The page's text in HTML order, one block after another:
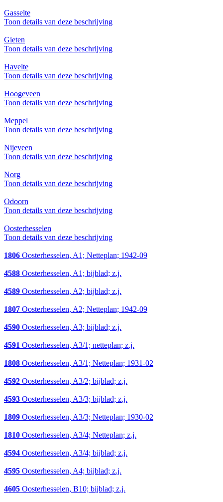
Gasselte
Toon details van deze beschrijving
Gieten
Toon details van deze beschrijving
Havelte
Toon details van deze beschrijving
Hoogeveen
Toon details van deze beschrijving
Meppel
Toon details van deze beschrijving
Nijeveen
Toon details van deze beschrijving
Norg
Toon details van deze beschrijving
Odoorn
Toon details van deze beschrijving
Oosterhesselen
Toon details van deze beschrijving
1806 Oosterhesselen, A1; Netteplan; 1942-09
4588 Oosterhesselen, A1; bijblad; z.j.
4589 Oosterhesselen, A2; bijblad; z.j.
1807 Oosterhesselen, A2; Netteplan; 1942-09
4590 Oosterhesselen, A3; bijblad; z.j.
4591 Oosterhesselen, A3/1; netteplan; z.j.
1808 Oosterhesselen, A3/1; Netteplan; 1931-02
4592 Oosterhesselen, A3/2; bijblad; z.j.
4593 Oosterhesselen, A3/3; bijblad; z.j.
1809 Oosterhesselen, A3/3; Netteplan; 1930-02
1810 Oosterhesselen, A3/4; Netteplan; z.j.
4594 Oosterhesselen, A3/4; bijblad; z.j.
4595 Oosterhesselen, A4; bijblad; z.j.
4605 Oosterhesselen, B10; bijblad; z.j.